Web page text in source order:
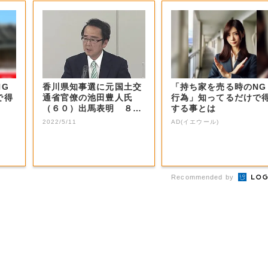
得
香川県知事選に元国土交
通省官僚の池田豊人氏
（６０）出馬表明 ８月
２８日投開票【香...
2022/5/11
「持ち家を売る時のNG
行為」知ってるだけで
する事とは
AD(イエウール)
Recommended by